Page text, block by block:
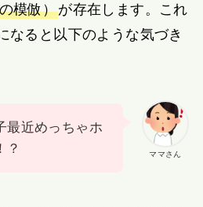
模倣）が存在します。これ
なると以下のような気づき
ママさん
近めっちゃホ
？